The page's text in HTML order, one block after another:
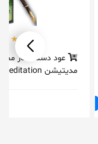
مدیتیشن Meditation